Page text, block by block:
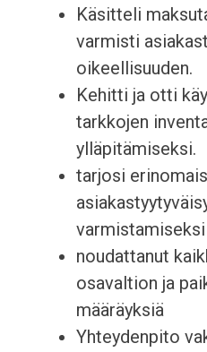
Käsitteli
varmisti
oikeellisuuden.
Kehitti ja otti
tarkkojen
ylläpitämiseksi.
tarjosi
varmistamiseksi
noudattanut
osavaltion ja
määräyksiä
Yhteydenpito